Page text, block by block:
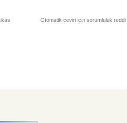
Otomatik çeviri için sorumluluk reddi